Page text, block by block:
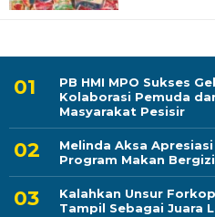
PB HMI MPO Sukses
Kolaborasi Pemuda
Masyarakat Pesisir
Melinda Aksa
Program Makan
Kalahkan Unsur
Tampil Sebagai Juara